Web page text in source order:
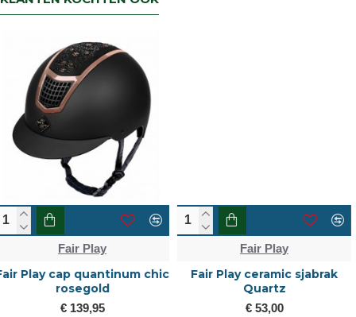
Fair Play
Fair Play ceramic sjabrak
Quartz
€ 53,00
Fair Play
fair play cap quantinum
carbon wide visor
€ 139,95